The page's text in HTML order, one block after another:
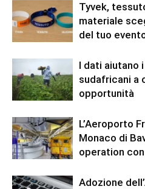
Tyvek,
materiale
del tuo
I dati aiutano
sudafricani a
opportunità
L’Aeroporto
Monaco di
operation
Adozione